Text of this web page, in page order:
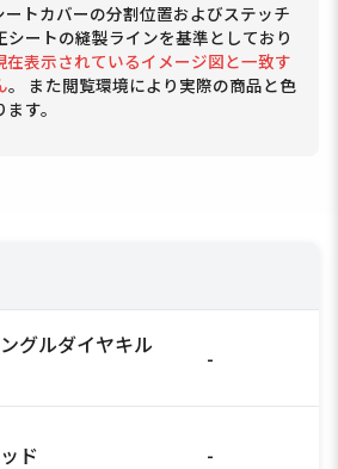
トカバーの分割位置およびステッチ
ートの縫製ラインを基準としており
在表示されているイメージ図と一致す
。 また閲覧環境により実際の商品と色
す。
グルダイヤキル
-
ド -